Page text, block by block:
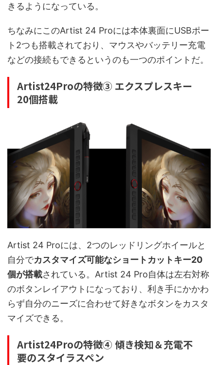
きるようになっている。
ちなみにこのArtist 24 Proには本体裏面にUSBポー
ト2つも搭載されており、マウスやバッテリー充電
などの接続もできるというのも一つのポイントだ。
Artist24Proの特徴③ エクスプレスキー
20個搭載
Artist 24 Proには、2つのレッドリングホイールと
自分でカスタマイズ可能なショートカットキー20
個が搭載されている。Artist 24 Pro自体は左右対称
のボタンレイアウトになっており、利き手にかかわ
らず自分のニーズに合わせて好きなボタンをカスタ
マイズできる。
Artist24Proの特徴④ 傾き検知＆充電不
要のスタイラスペン